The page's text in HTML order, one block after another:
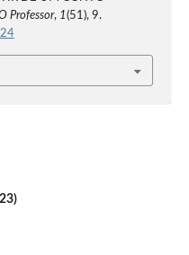
Professor, 1(51), 9.